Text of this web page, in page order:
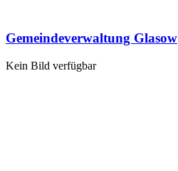
Gemeindeverwaltung Glasow
Kein Bild verfügbar